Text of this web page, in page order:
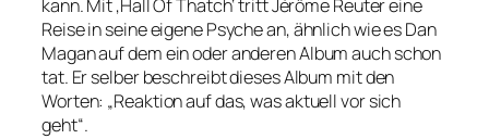
kann. Mit ‚Hall Of Thatch‘ tritt Jérôme Reuter eine
Reise in seine eigene Psyche an, ähnlich wie es Dan
Magan auf dem ein oder anderen Album auch schon
tat. Er selber beschreibt dieses Album mit den
Worten: „Reaktion auf das, was aktuell vor sich
geht“.